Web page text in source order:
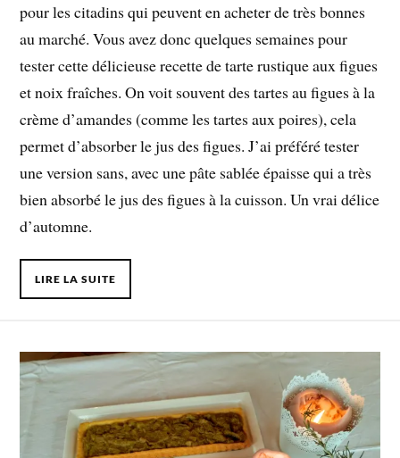
pour les citadins qui peuvent en acheter de très bonnes
au marché. Vous avez donc quelques semaines pour
tester cette délicieuse recette de tarte rustique aux figues
et noix fraîches. On voit souvent des tartes au figues à la
crème d’amandes (comme les tartes aux poires), cela
permet d’absorber le jus des figues. J’ai préféré tester
une version sans, avec une pâte sablée épaisse qui a très
bien absorbé le jus des figues à la cuisson. Un vrai délice
d’automne.
LIRE LA SUITE